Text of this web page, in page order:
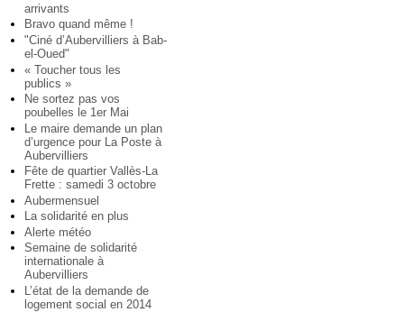
arrivants
Bravo quand même !
"Ciné d’Aubervilliers à Bab-
el-Oued"
« Toucher tous les
publics »
Ne sortez pas vos
poubelles le 1er Mai
Le maire demande un plan
d’urgence pour La Poste à
Aubervilliers
Fête de quartier Vallès-La
Frette : samedi 3 octobre
Aubermensuel
La solidarité en plus
Alerte météo
Semaine de solidarité
internationale à
Aubervilliers
L’état de la demande de
logement social en 2014